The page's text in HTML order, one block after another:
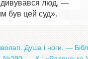
люд, —
Душа і ноги. —